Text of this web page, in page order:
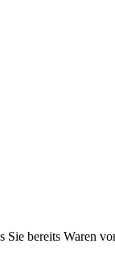
bereits Waren